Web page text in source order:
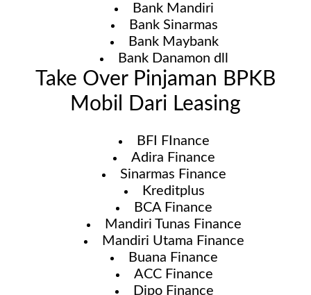
Bank Mandiri
Bank Sinarmas
Bank Maybank
Bank Danamon dll
Take Over Pinjaman BPKB
Mobil Dari Leasing
BFI FInance
Adira Finance
Sinarmas Finance
Kreditplus
BCA Finance
Mandiri Tunas Finance
Mandiri Utama Finance
Buana Finance
ACC Finance
Dipo Finance